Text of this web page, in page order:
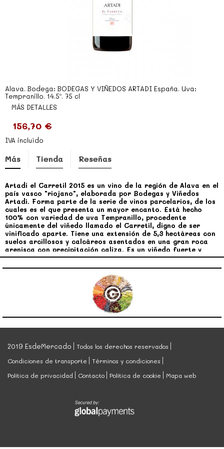
Alava. Bodega: BODEGAS Y VIÑEDOS ARTADI España. Uva:
Tempranillo. 14.5º. 75 cl
MÁS DETALLES
156,70 €
IVA incluído
Más Tienda Reseñas
Artadi el Carretil 2015 es un vino de la región de Alava en el
país vasco "riojano", elaborada por Bodegas y Viñedos
Artadi. Forma parte de la serie de vinos parcelarios, de los
cuales es el que presenta un mayor encanto. Está hecho
100% con variedad de uva Tempranillo, procedente
únicamente del viñedo llamado el Carretil, digno de ser
vinificado aparte. Tiene una extensión de 5,3 hectáreas con
suelos arcillosos y calcáreos asentados en una gran roca
arenisca con precipitación caliza. Es un viñedo fuerte y
equilibrado. Cultivado únicamente con métodos ecológicos.
fruta contenida. En boca destaca por ser un vino tánico
fibroso y escultural. Es una fusión entre los perfiles
maduros y la precisión de los caracteres minerales.
Presenta una crianza de 14 meses en barricas nuevas de
roble francés. Presenta una nariz delicada con aromas a
frutas negras, cítricos, nata y mineral con toque balsámico.
equilibrado con el que acompañar carnes rojas o de caza
2019 EsdeMercado
Todos los derechos reservados
Condiciones de transporte
Términos y condiciones
Política de privacidad
Contacto Política de cookie Mapa web